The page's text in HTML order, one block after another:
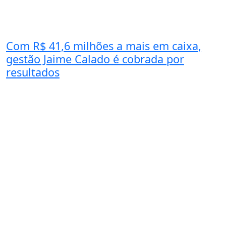
Com R$ 41,6 milhões a mais em caixa,
gestão Jaime Calado é cobrada por
resultados